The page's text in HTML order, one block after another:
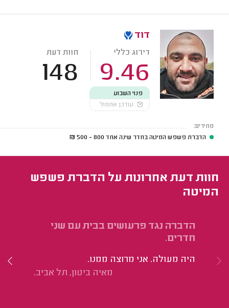
דוד
דירוג כללי
9.46
חוות דעת
148
פנוי השבוע
עודכן אתמול
מחירים:
הדברת פשפש המיטה בחדר שינה אחד 800 - 500
₪
חוות דעת אחרונות על הדברת פשפש
המיטה
הדברה נגד פרעושים בבית עם שני
חדרים.
היה מעולה. אני מרוצה ממנו.
מאיה ביטון, תל אביב.